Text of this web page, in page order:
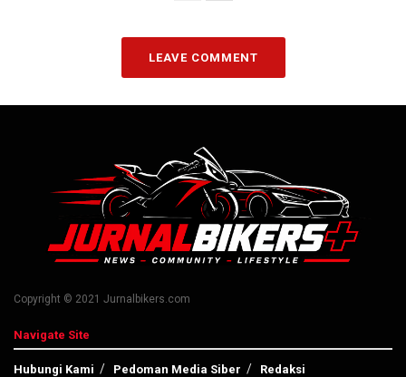
LEAVE COMMENT
Copyright © 2021 Jurnalbikers.com
Navigate Site
Hubungi Kami Pedoman Media Siber Redaksi